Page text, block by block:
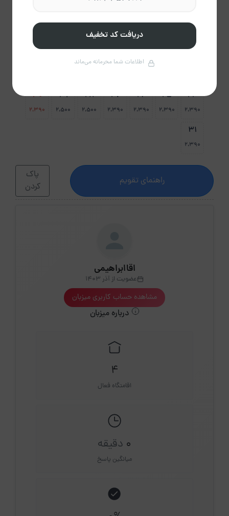
10
11
12
13
14
15
16
19
20
21
24
2،390
25
2،390
26
2،390
27
2،390
28
2،500
29
2،500
30
2،390
31
2،390
راهنمای تقویم
پاک
کردن
اقاابراهیمی
عضویت از آذر 1403
مشاهده حساب کاربری میزبان
درباره میزبان
4
اقامتگاه فعال
0 دقیقه
میانگین پاسخ
دریافت کد تخفیف
اطلاعات شما محرمانه می‌ماند